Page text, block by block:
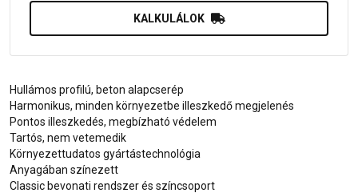
KALKULÁLOK
Hullámos profilú, beton alapcserép
Harmonikus, minden környezetbe illeszkedő megjelenés
Pontos illeszkedés, megbízható védelem
Tartós, nem vetemedik
Környezettudatos gyártástechnológia
Anyagában színezett
Classic bevonati rendszer és színcsoport